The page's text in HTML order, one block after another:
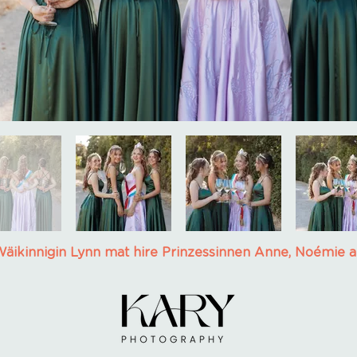
Lynn mat hire Prinzessinnen Anne, Noémie